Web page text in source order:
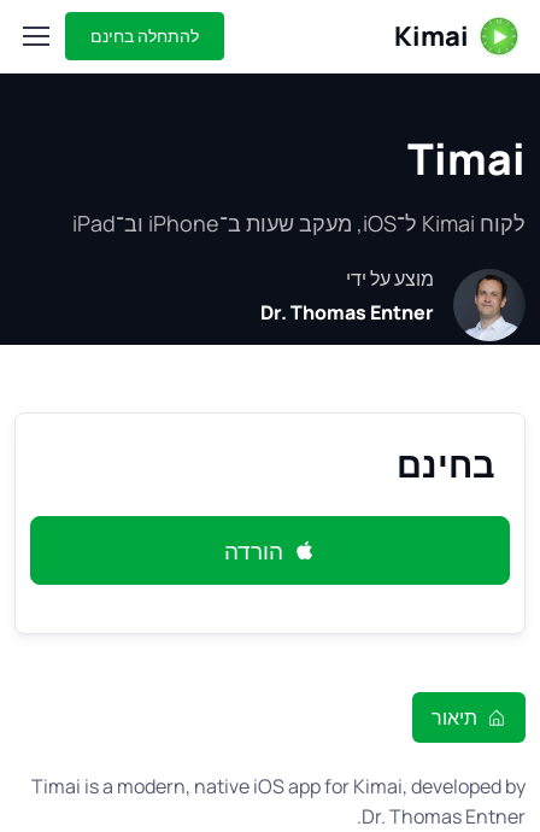
Kimai להתחלה בחינם
Timai
לקוח Kimai ל־iOS, מעקב שעות ב־iPhone וב־iPad
מוצע על ידי
Dr. Thomas Entner
בחינם
הורדה
תיאור
Timai is a modern, native iOS app for Kimai, developed by
Dr. Thomas Entner.